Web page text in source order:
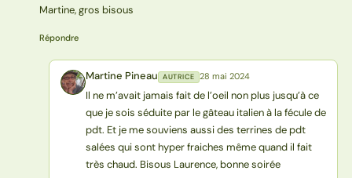
Martine, gros bisous
Répondre
MP Martine Pineau AUTRICE 28 mai 2024
Il ne m’avait jamais fait de l’oeil non plus jusqu’à ce
que je sois séduite par le gâteau italien à la fécule de
pdt. Et je me souviens aussi des terrines de pdt
salées qui sont hyper fraiches même quand il fait
très chaud. Bisous Laurence, bonne soirée